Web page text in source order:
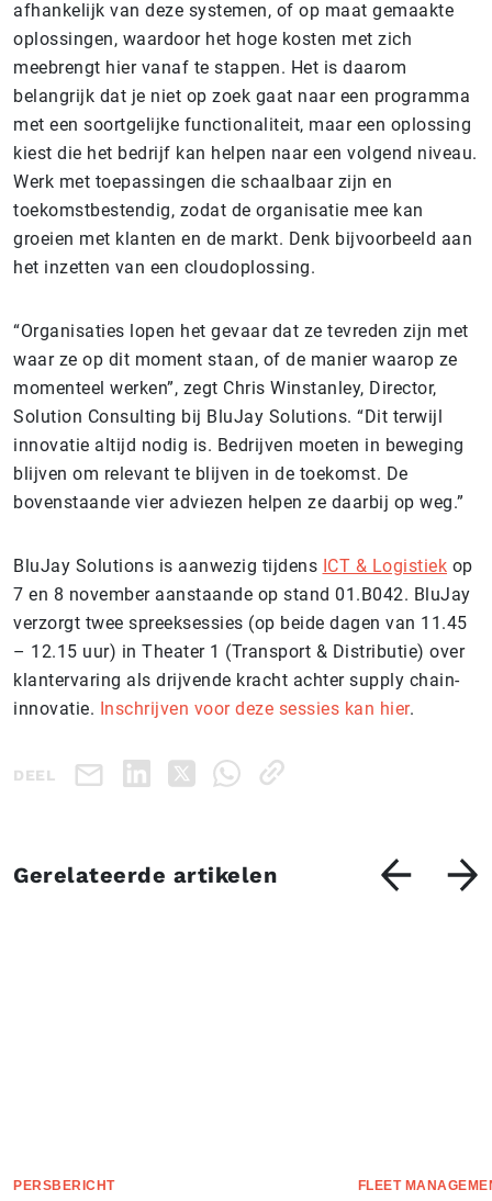
afhankelijk van deze systemen, of op maat gemaakte
oplossingen, waardoor het hoge kosten met zich
meebrengt hier vanaf te stappen. Het is daarom
belangrijk dat je niet op zoek gaat naar een programma
met een soortgelijke functionaliteit, maar een oplossing
kiest die het bedrijf kan helpen naar een volgend niveau.
Werk met toepassingen die schaalbaar zijn en
toekomstbestendig, zodat de organisatie mee kan
groeien met klanten en de markt. Denk bijvoorbeeld aan
het inzetten van een cloudoplossing.
“Organisaties lopen het gevaar dat ze tevreden zijn met
waar ze op dit moment staan, of de manier waarop ze
momenteel werken”, zegt Chris Winstanley, Director,
Solution Consulting bij BluJay Solutions. “Dit terwijl
innovatie altijd nodig is. Bedrijven moeten in beweging
blijven om relevant te blijven in de toekomst. De
bovenstaande vier adviezen helpen ze daarbij op weg.”
BluJay Solutions is aanwezig tijdens ICT & Logistiek op
7 en 8 november aanstaande op stand 01.B042. BluJay
verzorgt twee spreeksessies (op beide dagen van 11.45
– 12.15 uur) in Theater 1 (Transport & Distributie) over
klantervaring als drijvende kracht achter supply chain-
innovatie. Inschrijven voor deze sessies kan hier.
DEEL
Gerelateerde artikelen
PERSBERICHT FLEET